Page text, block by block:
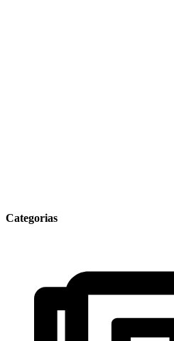
Categorias